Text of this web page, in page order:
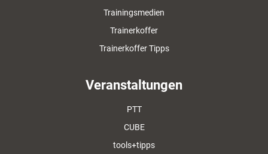
Trainingsmedien
Trainerkoffer
Trainerkoffer Tipps
Veranstaltungen
PTT
CUBE
tools+tipps